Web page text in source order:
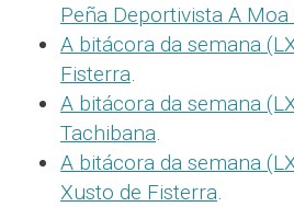
Peña Deportivista A Moa
A bitácora da semana
Fisterra.
A bitácora da semana
Tachibana.
A bitácora da semana
Xusto de Fisterra.